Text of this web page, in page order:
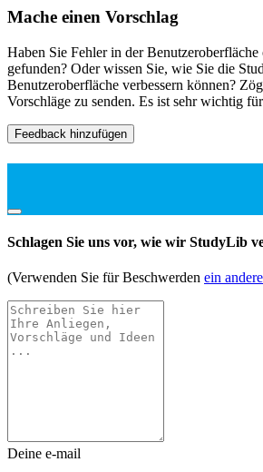
Mache einen Vorschlag
Haben Sie Fehler in der Benutzeroberfläche
gefunden? Oder wissen Sie, wie Sie die
Benutzeroberfläche verbessern können?
Vorschläge zu senden. Es ist sehr wichtig
Feedback hinzufügen
Schlagen Sie uns vor, wie wir StudyLib
(Verwenden Sie für Beschwerden ein
Deine e-mail